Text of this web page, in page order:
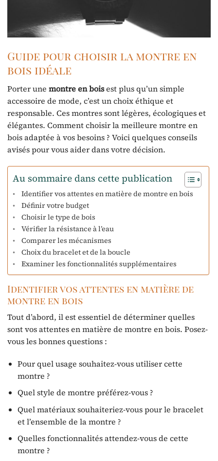
Guide pour choisir la montre en
bois idéale
Porter une montre en boisest plus qu’un simple
accessoire de mode, c’est un choix éthique et
responsable. Ces montres sont légères, écologiques et
élégantes. Comment choisir la meilleure montre en
bois adaptée à vos besoins ? Voici quelques conseils
avisés pour vous aider dans votre décision.
Au sommaire dans cette publication
Identifier vos attentes en matière de montre en bois
Définir votre budget
Choisir le type de bois
Vérifier la résistance à l’eau
Comparer les mécanismes
Choix du bracelet et de la boucle
Examiner les fonctionnalités supplémentaires
Identifier vos attentes en matière de
montre en bois
Tout d’abord, il est essentiel de déterminer quelles
sont vos attentes en matière de montre en bois. Posez-
vous les bonnes questions :
Pour quel usage souhaitez-vous utiliser cette
montre ?
Quel style de montre préférez-vous ?
Quel matériaux souhaiteriez-vous pour le bracelet
et l’ensemble de la montre ?
Quelles fonctionnalités attendez-vous de cette
montre ?